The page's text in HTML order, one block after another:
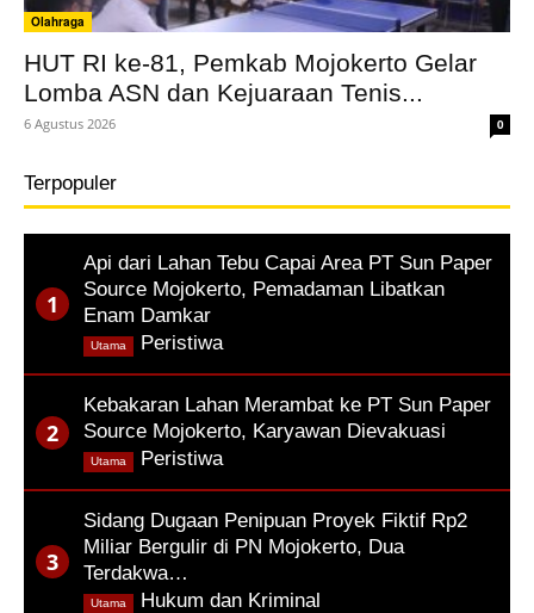
Olahraga
HUT RI ke-81, Pemkab Mojokerto Gelar
Lomba ASN dan Kejuaraan Tenis...
6 Agustus 2026 0
Terpopuler
Api dari Lahan Tebu Capai Area PT Sun Paper
Source Mojokerto, Pemadaman Libatkan
Enam Damkar
Peristiwa,
Utama
Kebakaran Lahan Merambat ke PT Sun Paper
Source Mojokerto, Karyawan Dievakuasi
Peristiwa,
Utama
Sidang Dugaan Penipuan Proyek Fiktif Rp2
Miliar Bergulir di PN Mojokerto, Dua
Terdakwa…
Hukum dan Kriminal
Utama